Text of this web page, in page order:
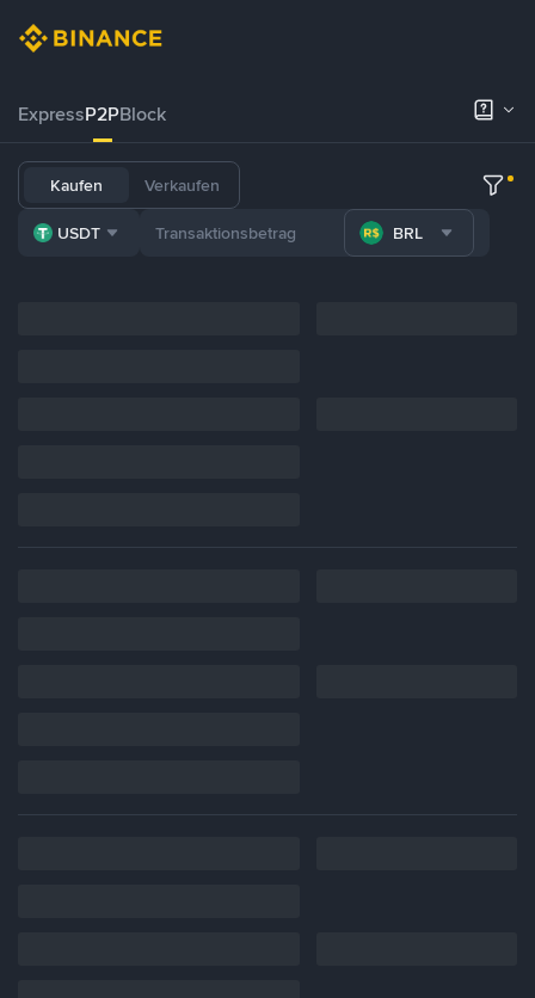
ExpressP2PBlock
Kaufen Verkaufen
USDT BRL